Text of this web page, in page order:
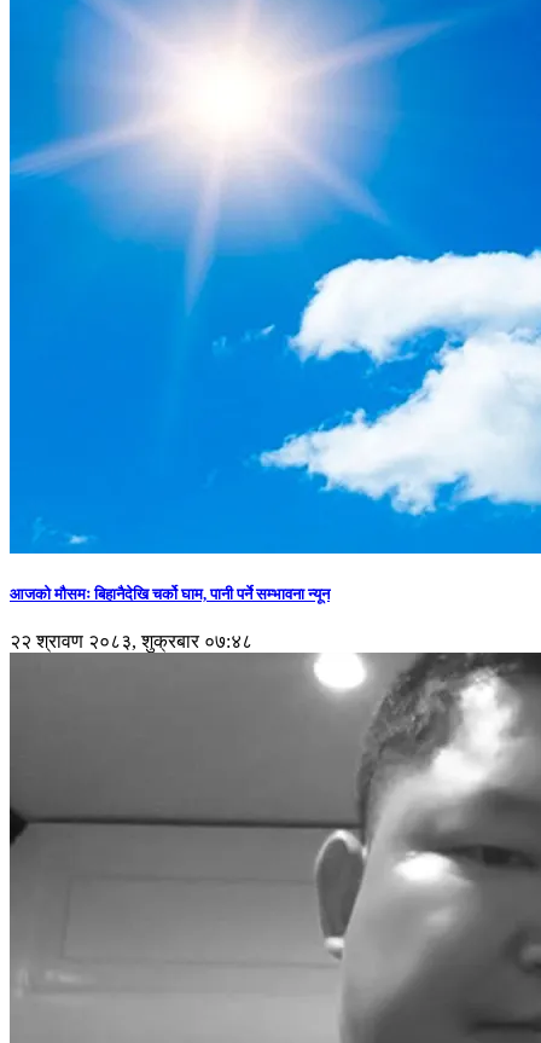
आजको मौसमः बिहानैदेखि चर्को घाम, पानी पर्ने सम्भावना न्यून
२२ श्रावण २०८३, शुक्रबार ०७:४८